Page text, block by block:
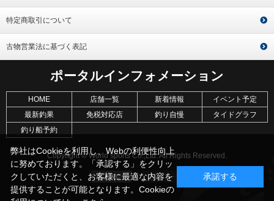
特定商取引について
古物営業法に基づく表記
ポータルインフォメーション
HOME 店舗一覧 新着情報
イベント予定
最新釣果
免税対応店 釣り自慢
タイドグラフ
釣り船予約
Copyright © World sports Co.,Ltd. All Rights Reserved.
弊社はCookieを利用し、Webの利便性向上
に努めております。「承認する」をクリッ
クしていただくと、お客様に最適な内容を
提供することが可能となります。Cookieの
承諾する